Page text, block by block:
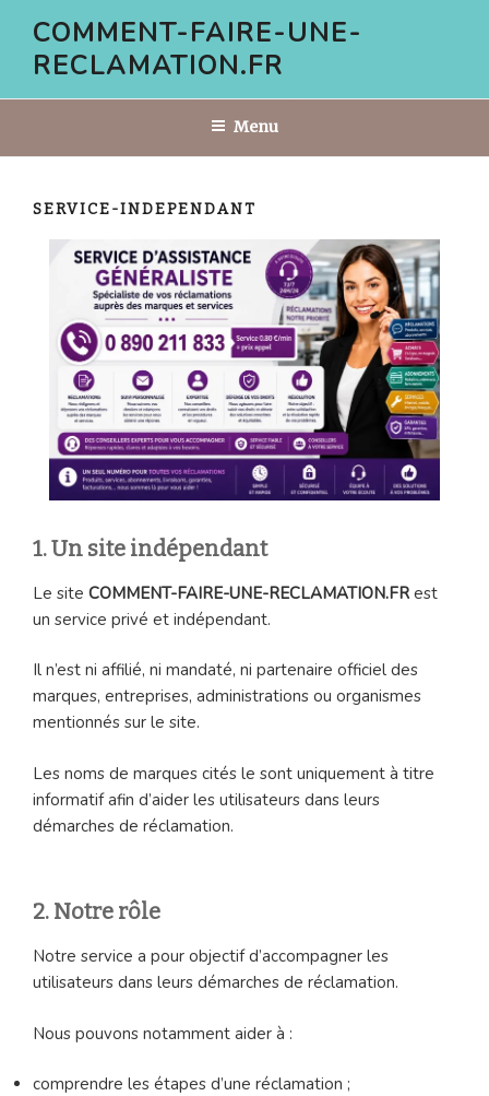
contenu
COMMENT-FAIRE-UNE-
RECLAMATION.FR
Menu
SERVICE-INDEPENDANT
1. Un site indépendant
Le site COMMENT-FAIRE-UNE-RECLAMATION.FR est
un service privé et indépendant.
Il n’est ni affilié, ni mandaté, ni partenaire officiel des
marques, entreprises, administrations ou organismes
mentionnés sur le site.
Les noms de marques cités le sont uniquement à titre
informatif afin d’aider les utilisateurs dans leurs
démarches de réclamation.
2. Notre rôle
Notre service a pour objectif d’accompagner les
utilisateurs dans leurs démarches de réclamation.
Nous pouvons notamment aider à :
comprendre les étapes d’une réclamation ;